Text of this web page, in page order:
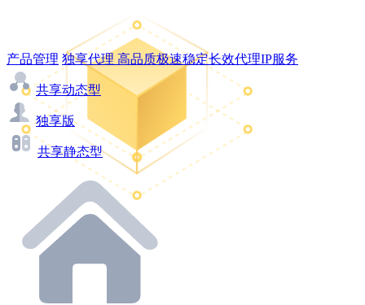
产品管理 独享代理 高品质极速稳定长效代理IP服务
共享动态型
独享版
共享静态型